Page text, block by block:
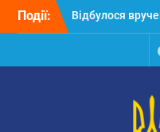
Перейти
Події:
автобусів для
закладів освіти
Відбулося
колегії
державної
Відбулась